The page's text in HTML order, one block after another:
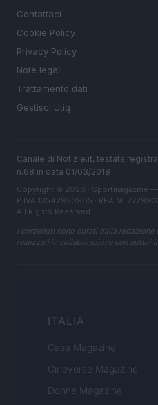
Contattaci
Cookie Policy
Privacy Policy
Note legali
Trattamento dati
Gestisci Utiq
Canale di Notizie.it, testata
n.68 in data 01/03/2018
Copyright © 2026 · Sportmagazine
P.IVA 13542920965 · REA MI
All Rights Reserved
I contenuti sono curati dalla
realizzati in collaborazione con autori
ITALIA
Casa Magazine
Cineverse Magazine
Donne Magazine